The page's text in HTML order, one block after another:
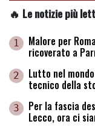
🔥 Le notizie più
1 Malore per
ricoverato a
2 Lutto nel
tecnico della
3 Per la fascia
Lecco, ora ci